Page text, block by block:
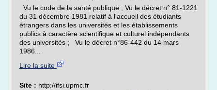
Vu le code de la santé publique ; Vu le décret n° 81-1221
du 31 décembre 1981 relatif à l'accueil des étudiants
étrangers dans les universités et les établissements
publics à caractère scientifique et culturel indépendants
des universités ; Vu le décret n°86-442 du 14 mars
1986...
Lire la suite
Site : http://ifsi.upmc.fr